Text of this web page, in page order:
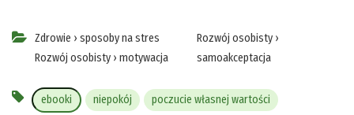
Zdrowie › sposoby na stres
Rozwój osobisty › motywacja
Rozwój osobisty›
samoakceptacja
ebooki niepokój poczucie własnej wartości